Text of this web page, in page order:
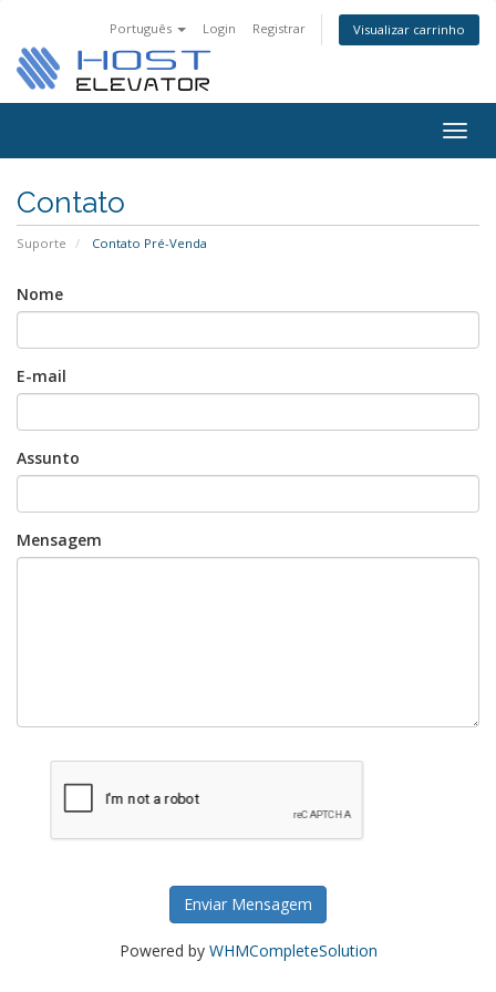
Português Login Registrar Visualizar carrinho
Contato
Suporte Contato Pré-Venda
Nome
E-mail
Assunto
Mensagem
Enviar Mensagem
Powered by WHMCompleteSolution